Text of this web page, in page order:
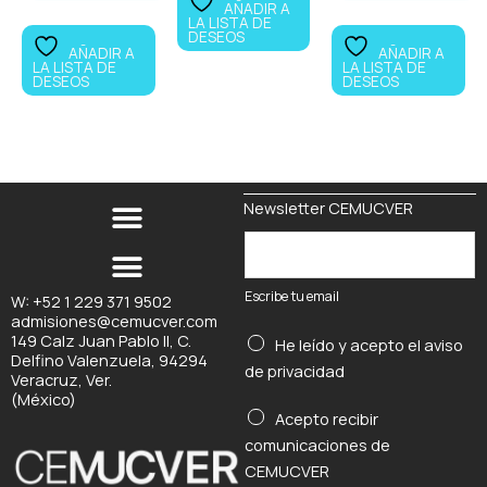
AÑADIR A
LA LISTA DE
DESEOS
AÑADIR A
LA LISTA DE
DESEOS
AÑADIR A
LA LISTA DE
DESEOS
W: +52 1 229 371 9502
admisiones@cemucver.com
149 Calz Juan Pablo II, C.
Delfino Valenzuela, 94294
Veracruz, Ver.
(México)
Newsletter CEMUCVER
c
b
t
u
e
Escribe tu email
He leído y acepto el aviso
de privacidad
e
Acepto recibir
comunicaciones de
CEMUCVER